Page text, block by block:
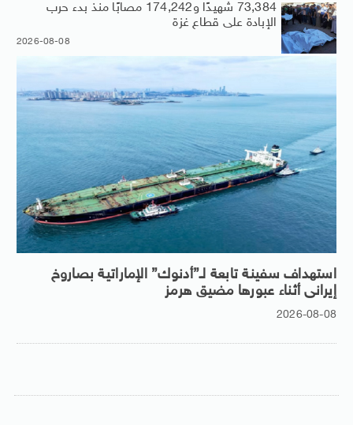
73,384 شهيدًا و174,242 مصابًا منذ بدء حرب
الإبادة على قطاع غزة
2026-08-08
استهداف سفينة تابعة لـ”أدنوك” الإماراتية بصاروخ
إيرانى أثناء عبورها مضيق هرمز
2026-08-08